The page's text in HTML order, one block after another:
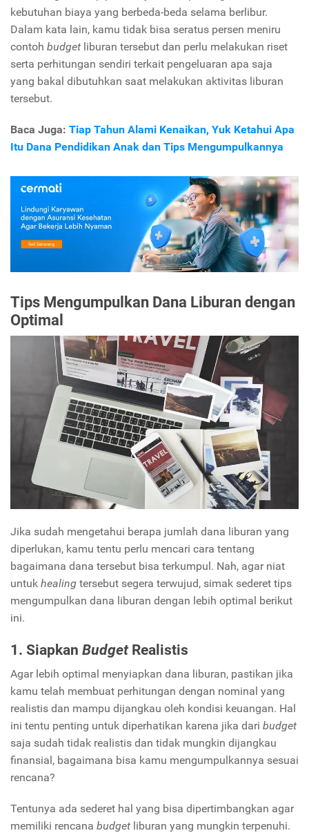
kebutuhan biaya yang berbeda-beda selama berlibur.
Dalam kata lain, kamu tidak bisa seratus persen meniru
contoh budget liburan tersebut dan perlu melakukan riset
serta perhitungan sendiri terkait pengeluaran apa saja
yang bakal dibutuhkan saat melakukan aktivitas liburan
tersebut.
Baca Juga: Tiap Tahun Alami Kenaikan, Yuk Ketahui Apa
Itu Dana Pendidikan Anak dan Tips Mengumpulkannya
Tips Mengumpulkan Dana Liburan dengan
Optimal
Jika sudah mengetahui berapa jumlah dana liburan yang
diperlukan, kamu tentu perlu mencari cara tentang
bagaimana dana tersebut bisa terkumpul. Nah, agar niat
untuk healing tersebut segera terwujud, simak sederet tips
mengumpulkan dana liburan dengan lebih optimal berikut
ini.
1. Siapkan Budget Realistis
Agar lebih optimal menyiapkan dana liburan, pastikan jika
kamu telah membuat perhitungan dengan nominal yang
realistis dan mampu dijangkau oleh kondisi keuangan. Hal
ini tentu penting untuk diperhatikan karena jika dari budget
saja sudah tidak realistis dan tidak mungkin dijangkau
finansial, bagaimana bisa kamu mengumpulkannya sesuai
rencana?
Tentunya ada sederet hal yang bisa dipertimbangkan agar
memiliki rencana budget liburan yang mungkin terpenuhi.